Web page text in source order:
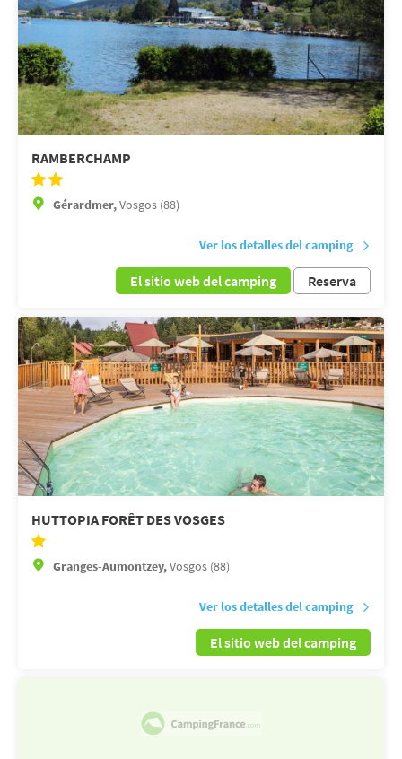
RAMBERCHAMP
Gérardmer,Vosgos (88)
Ver los detalles del camping
El sitio web del camping Reserva
HUTTOPIA FORÊT DES VOSGES
Granges-Aumontzey,Vosgos (88)
Ver los detalles del camping
El sitio web del camping